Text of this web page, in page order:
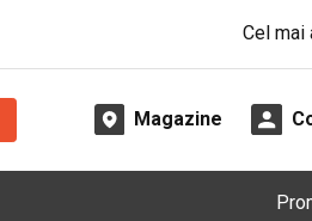
Cel mai
Magazine